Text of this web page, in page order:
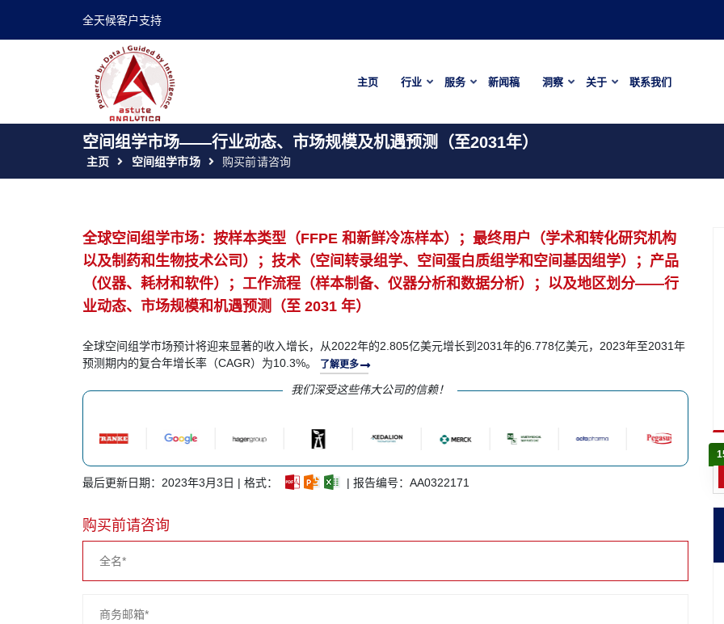
全天候客户支持
主页 行业 服务 新闻稿 洞察 关于 联系我们
空间组学市场——行业动态、市场规模及机遇预测（至2031年）
主页 空间组学市场 购买前请咨询
全球空间组学市场：按样本类型（FFPE 和新鲜冷冻样本）；最终用户（学术和转化研究机构
以及制药和生物技术公司）；技术（空间转录组学、空间蛋白质组学和空间基因组学）；产品
（仪器、耗材和软件）；工作流程（样本制备、仪器分析和数据分析）；以及地区划分——行
业动态、市场规模和机遇预测（至 2031 年）
全球空间组学市场预计将迎来显著的收入增长，从2022年的2.805亿美元增长到2031年的6.778亿美元，2023年至2031年
预测期内的复合年增长率（CAGR）为10.3%。
了解更多
我们深受这些伟大公司的信赖！
最后更新日期：2023年3月3日 | 格式： | 报告编号：AA0322171
购买前请咨询